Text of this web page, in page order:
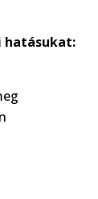
hatásukat: